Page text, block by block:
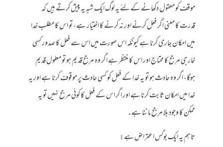
موقف کو معقول دکھانے کے لئے یہ لوگ ایک شبہ یہ پیش کرتے ہیں کہ
قدرت کا معنی اگر فعل کرنے اور نہ کرنے کا اختیار ہے، تو اس کا مطلب خدا
میں امکان جاری کرنا ہے کیونکہ اس صورت میں اس سے فعل کا صدور کسی
خارجی مرجح کا محتاج اور اس کا منتظر ہے اگر وہ مرجح قدیم ہو تو معلول قدیم
ہوگا، اگر وہ حادث ہو تو یہ خدا کے فعل کو کسی حادث پر موقوف کرنا ہے اور یہ
خدا میں امکان ثابت کرنا ہے اور اگر اس کے فعل کا کوئی مرجح نہیں تو یہ
ممکن کا وجود بلا مرجح ماننا ہے۔
تاہم یہ ایک بوگس اعتراض ہے: